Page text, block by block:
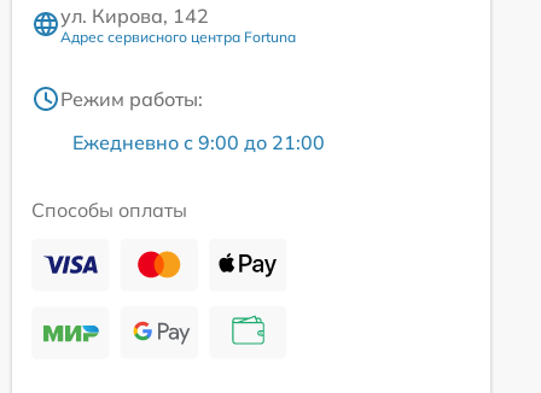
ул. Кирова, 142
Адрес сервисного центра Fortuna
Режим работы:
Ежедневно с 9:00 до 21:00
Способы оплаты